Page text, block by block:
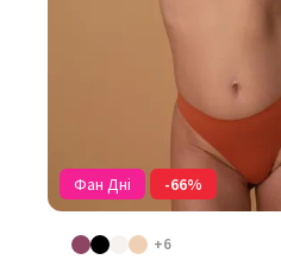
Фан Дні -66%
+6